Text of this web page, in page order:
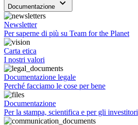
Documentazione keyboard_arrow_down
Newsletter
Per saperne di più su Team for the Planet
Carta etica
I nostri valori
Documentazione legale
Perché facciamo le cose per bene
Documentazione
Per la stampa, scientifica e per gli investitori